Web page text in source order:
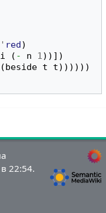
' red )
( - n 1))])
( beside t t))))))
22:54.